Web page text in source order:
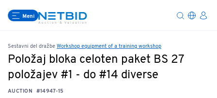
Meni
Sestavni del dražbe Workshop equipment of a training workshop
Položaj bloka celoten paket BS 27
položajev #1 - do #14 diverse
AUCTION #14947-15